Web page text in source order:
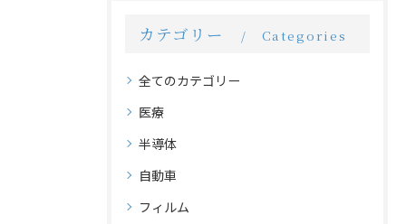
カテゴリー Categories
全てのカテゴリー
医療
半導体
自動車
フィルム